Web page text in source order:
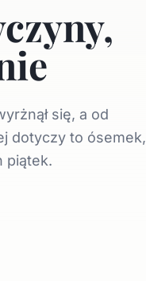
się, a od
dotyczy to ósemek,
piątek.